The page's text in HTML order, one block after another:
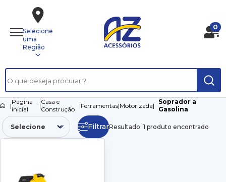
Selecione
uma
Região
0
|Página
inicial
|Casa e
Construção
|Ferramentas|Motorizada|
Soprador a
Gasolina
Resultado: 1 produto encontrado
Filtrar